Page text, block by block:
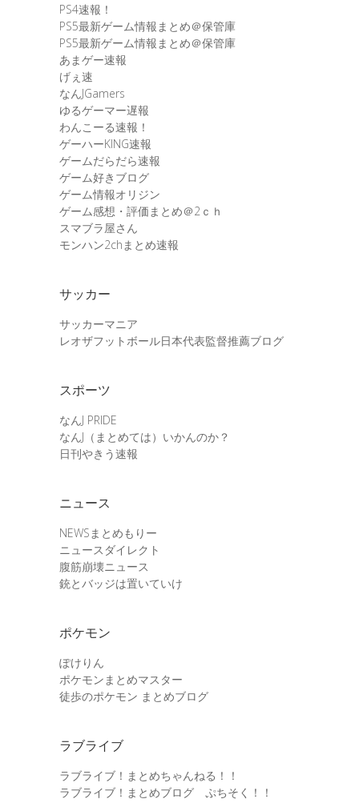
PS4速報！
PS5最新ゲーム情報まとめ＠保管庫
PS5最新ゲーム情報まとめ＠保管庫
あまゲー速報
げぇ速
なんJGamers
ゆるゲーマー遅報
わんこーる速報！
ゲーハーKING速報
ゲームだらだら速報
ゲーム好きブログ
ゲーム情報オリジン
ゲーム感想・評価まとめ＠2ｃｈ
スマブラ屋さん
モンハン2chまとめ速報
サッカー
サッカーマニア
レオザフットボール日本代表監督推薦ブログ
スポーツ
なんJ PRIDE
なんJ（まとめては）いかんのか？
日刊やきう速報
ニュース
NEWSまとめもりー
ニュースダイレクト
腹筋崩壊ニュース
銃とバッジは置いていけ
ポケモン
ぽけりん
ポケモンまとめマスター
徒歩のポケモン まとめブログ
ラブライブ
ラブライブ！まとめちゃんねる！！
ラブライブ！まとめブログ ぷちそく！！